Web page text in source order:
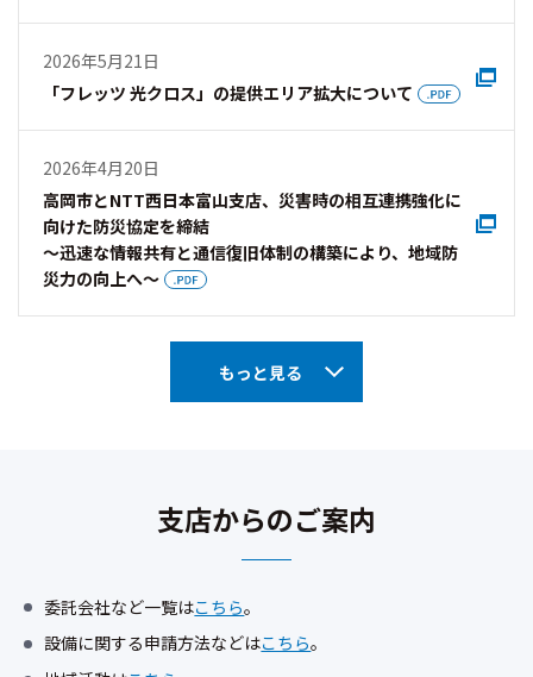
2026年5月21日
「フレッツ 光クロス」の提供エリア拡大について
2026年4月20日
高岡市とNTT西日本富山支店、災害時の相互連携強化に
向けた防災協定を締結
～迅速な情報共有と通信復旧体制の構築により、地域防
災力の向上へ～
もっと見る
支店からのご案内
委託会社など一覧はこちら。
設備に関する申請方法などはこちら。